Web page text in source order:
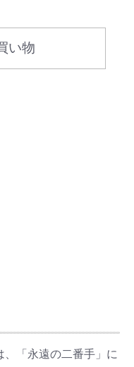
い物
「永遠の二番手」に